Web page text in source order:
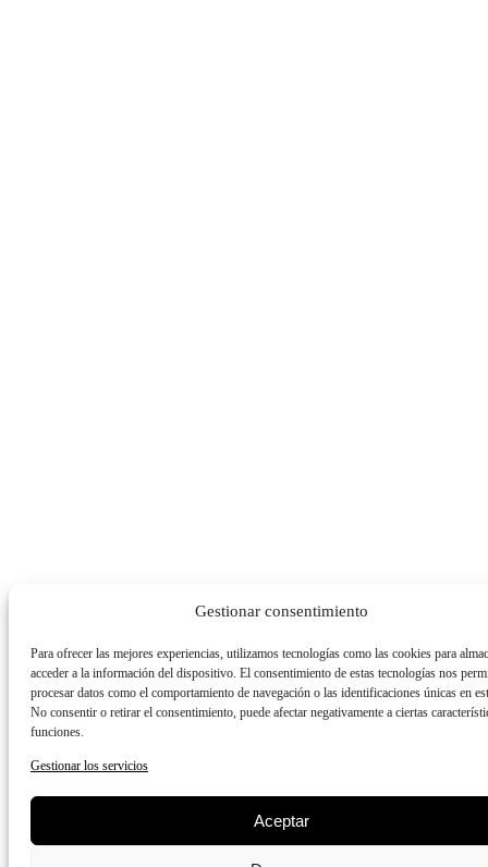
Gestionar consentimiento
Para ofrecer las mejores experiencias, utilizamos tecnologías como las cookies para
acceder a la información del dispositivo. El consentimiento de estas tecnologías nos
procesar datos como el comportamiento de navegación o las identificaciones únicas en
No consentir o retirar el consentimiento, puede afectar negativamente a ciertas
funciones.
Gestionar los servicios
Aceptar